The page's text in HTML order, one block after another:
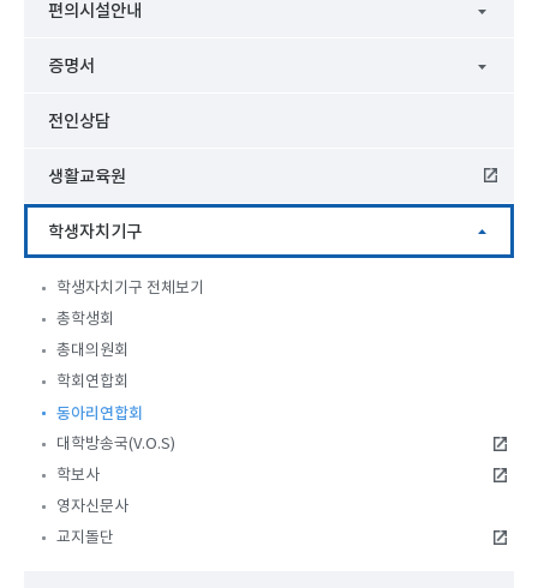
편의시설안내
증명서
전인상담
생활교육원
학생자치기구
학생자치기구 전체보기
총학생회
총대의원회
학회연합회
동아리연합회
대학방송국(V.O.S)
학보사
영자신문사
교지돌단